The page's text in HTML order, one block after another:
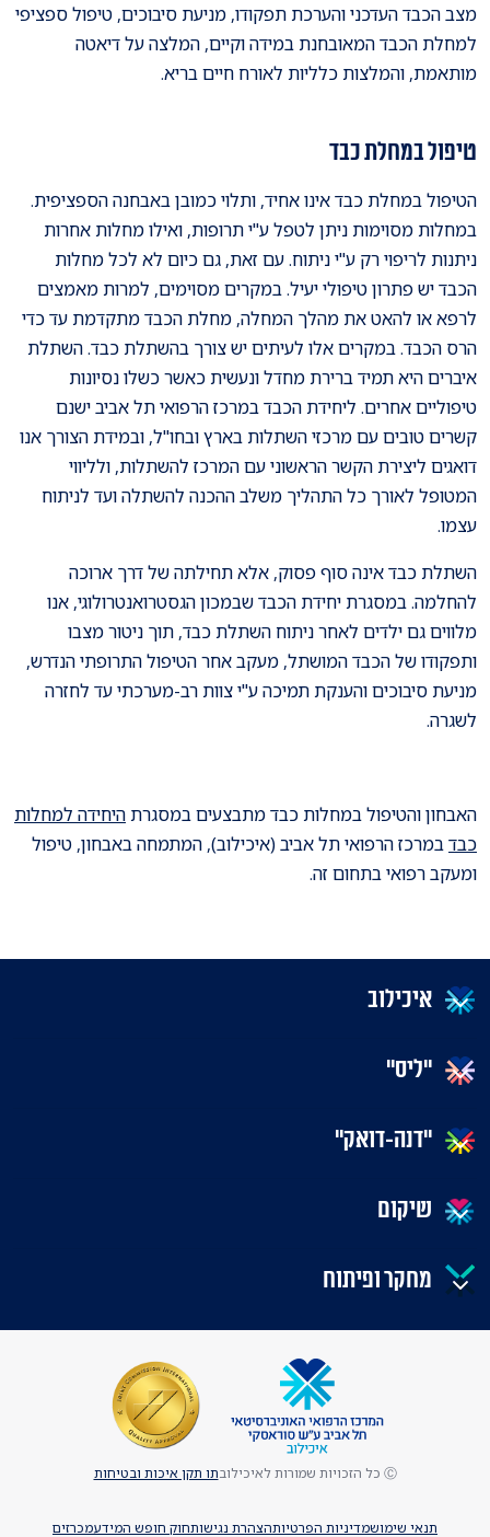
מצב הכבד העדכני והערכת תפקודו, מניעת סיבוכים, טיפול ספציפי
למחלת הכבד המאובחנת במידה וקיים, המלצה על דיאטה
מותאמת, והמלצות כלליות לאורח חיים בריא.
טיפול במחלת כבד
הטיפול במחלת כבד אינו אחיד, ותלוי כמובן באבחנה הספציפית.
במחלות מסוימות ניתן לטפל ע"י תרופות, ואילו מחלות אחרות
ניתנות לריפוי רק ע"י ניתוח. עם זאת, גם כיום לא לכל מחלות
הכבד יש פתרון טיפולי יעיל. במקרים מסוימים, למרות מאמצים
לרפא או להאט את מהלך המחלה, מחלת הכבד מתקדמת עד כדי
הרס הכבד. במקרים אלו לעיתים יש צורך בהשתלת כבד. השתלת
איברים היא תמיד ברירת מחדל ונעשית כאשר כשלו נסיונות
טיפוליים אחרים. ליחידת הכבד במרכז הרפואי תל אביב ישנם
קשרים טובים עם מרכזי השתלות בארץ ובחו"ל, ובמידת הצורך אנו
דואגים ליצירת הקשר הראשוני עם המרכז להשתלות, ולליווי
המטופל לאורך כל התהליך משלב ההכנה להשתלה ועד לניתוח
עצמו.
השתלת כבד אינה סוף פסוק, אלא תחילתה של דרך ארוכה
להחלמה. במסגרת יחידת הכבד שבמכון הגסטרואנטרולוגי, אנו
מלווים גם ילדים לאחר ניתוח השתלת כבד, תוך ניטור מצבו
ותפקודו של הכבד המושתל, מעקב אחר הטיפול התרופתי הנדרש,
מניעת סיבוכים והענקת תמיכה ע"י צוות רב-מערכתי עד לחזרה
לשגרה.
האבחון והטיפול במחלות כבד מתבצעים במסגרתהיחידה למחלות
כבדבמרכז הרפואי תל אביב (איכילוב), המתמחה באבחון, טיפול
ומעקב רפואי בתחום זה.
איכילוב
"ליס"
"דנה-דואק"
שיקום
מחקר ופיתוח
תנאי שימושמדיניות הפרטיותהצהרת נגישותחוק חופש המידעמכרזים
Ⓒ כל הזכויות שמורות לאיכילוב תו תקן איכות ובטיחות